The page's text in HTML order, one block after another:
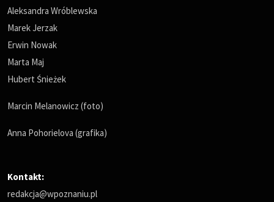
Aleksandra Wróblewska
Marek Jerzak
Erwin Nowak
Marta Maj
Hubert Śnieżek
Marcin Melanowicz (foto)
Anna Pohorielova (grafika)
Kontakt:
redakcja@wpoznaniu.pl